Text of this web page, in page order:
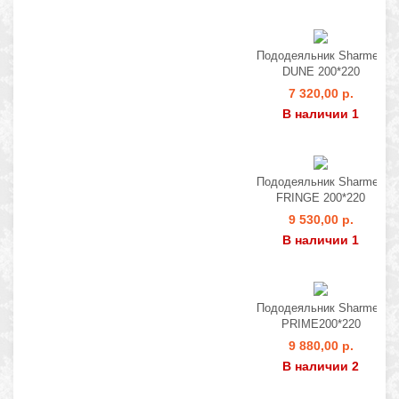
Пододеяльник Sharmes
DUNE 200*220
7 320,00 р.
В наличии 1
Пододеяльник Sharmes
FRINGE 200*220
9 530,00 р.
В наличии 1
Пододеяльник Sharmes
PRIME200*220
9 880,00 р.
В наличии 2